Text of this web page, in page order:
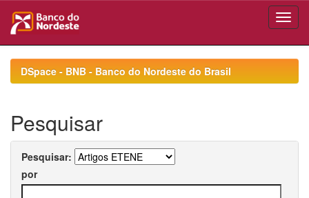
navigationDSpace - BNB - Banco do Nordeste do Brasil
Pesquisar
Pesquisar:
por